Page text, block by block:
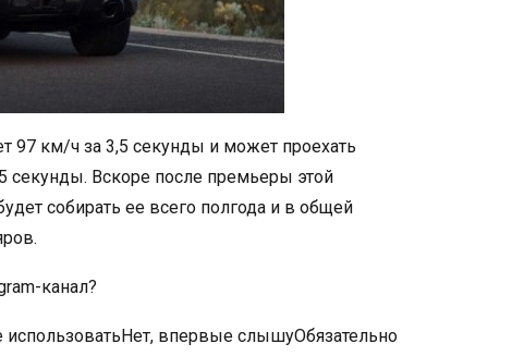
97 км/ч за 3,5 секунды и может проехать
секунды. Вскоре после премьеры этой
собирать ее всего полгода и в общей
канал?
впервые слышуОбязательно